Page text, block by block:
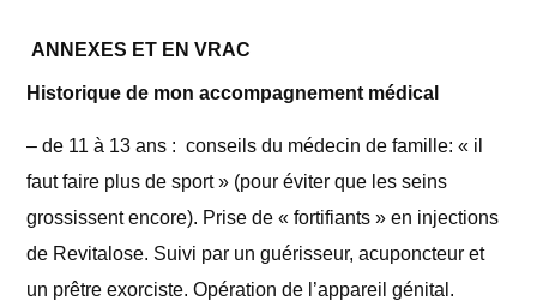
ANNEXES ET EN VRAC
Historique de mon accompagnement médical
– de 11 à 13 ans : conseils du médecin de famille: « il
faut faire plus de sport » (pour éviter que les seins
grossissent encore). Prise de « fortifiants » en injections
de Revitalose. Suivi par un guérisseur, acuponcteur et
un prêtre exorciste. Opération de l’appareil génital.